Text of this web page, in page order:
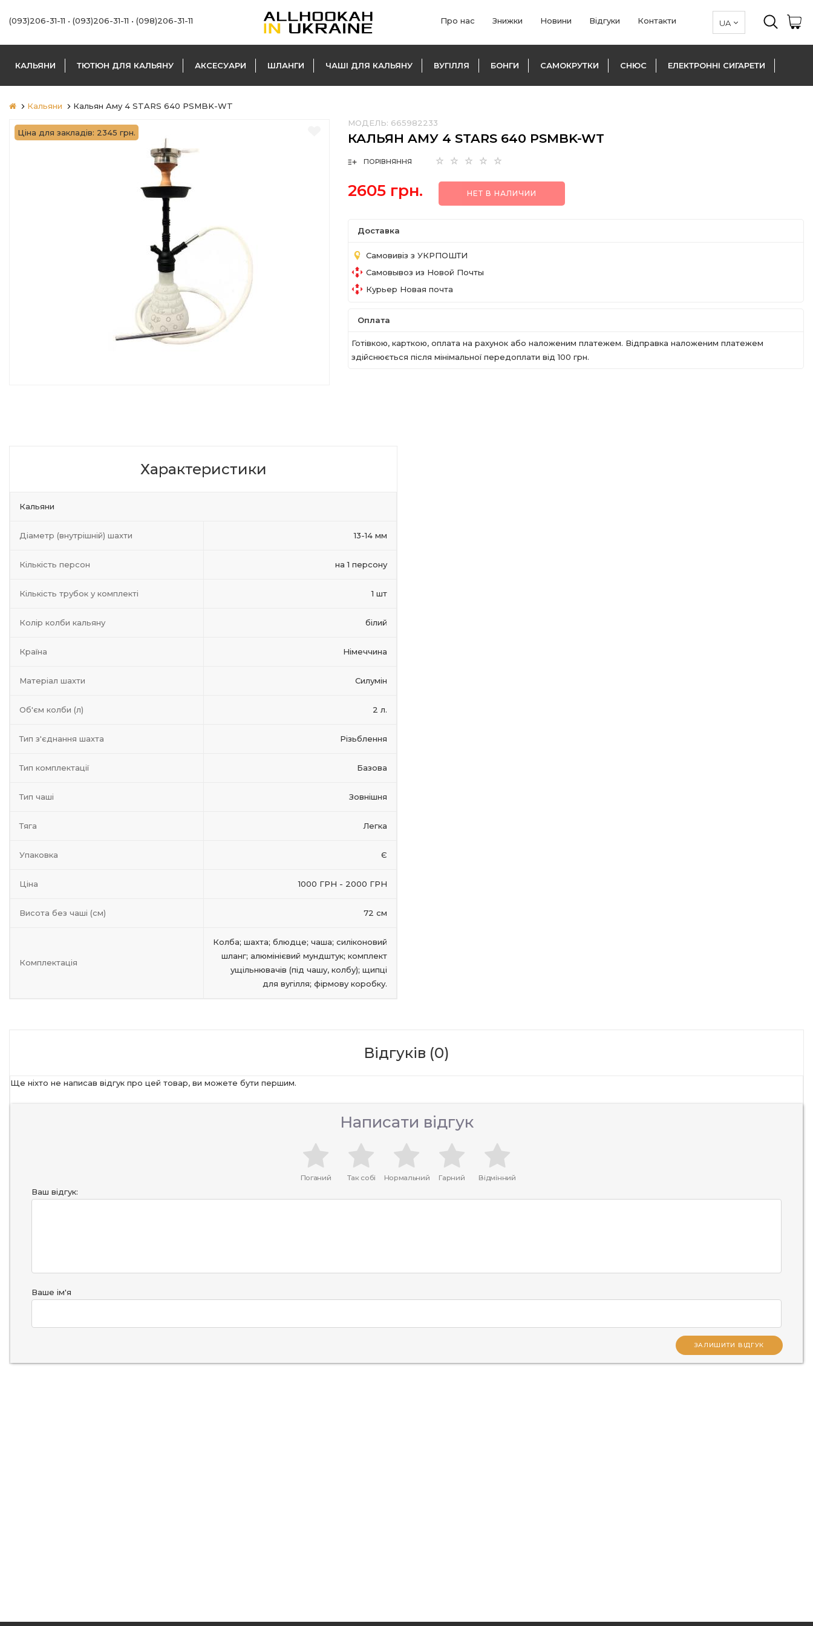
(093)206-31-11 • (093)206-31-11 • (098)206-31-11 Про нас Знижки Новини Відгуки Контакти
КАЛЬЯНИ ТЮТЮН ДЛЯ КАЛЬЯНУ АКСЕСУАРИ ШЛАНГИ ЧАШІ ДЛЯ КАЛЬЯНУ ВУГІЛЛЯ БОНГИ САМОКРУТКИ СНЮС ЕЛЕКТРОННІ СИГАРЕТИ
Кальяни Кальян Aму 4 STARS 640 PSMBK-WT
Ціна для закладів: 2345 грн.
МОДЕЛЬ: 665982233
КАЛЬЯН AМУ 4 STARS 640 PSMBK-WT
ПОРІВНЯННЯ
2605 грн. НЕТ В НАЛИЧИИ
Доставка
Самовивіз з УКРПОШТИ
Самовывоз из Новой Почты
Курьер Новая почта
Оплата
Готівкою, карткою, оплата на рахунок або наложеним платежем. Відправка наложеним платежем
здійснюється після мінімальної передоплати вiд 100 грн.
Характеристики
Кальяни
Діаметр (внутрішній) шахти 13-14 мм
Кількість персон на 1 персону
Кількість трубок у комплекті 1 шт
Колір колби кальяну білий
Країна Німеччина
Матеріал шахти Силумін
Об'єм колби (л) 2 л.
Тип з'єднання шахта Різьблення
Тип комплектації Базова
Тип чаші Зовнішня
Тяга Легка
Упаковка Є
Ціна 1000 ГРН - 2000 ГРН
Висота без чаші (см) 72 см
Комплектація
Колба; шахта; блюдце; чаша; силіконовий
шланг; алюмінієвий мундштук; комплект
ущільнювачів (під чашу, колбу); щипці
для вугілля; фірмову коробку.
Відгуків (0)
Ще ніхто не написав відгук про цей товар, ви можете бути першим.
Написати відгук
Поганий Так собі Нормальний Гарний Відмінний
Ваш відгук:
Ваше ім'я
ЗАЛИШИТИ ВІДГУК